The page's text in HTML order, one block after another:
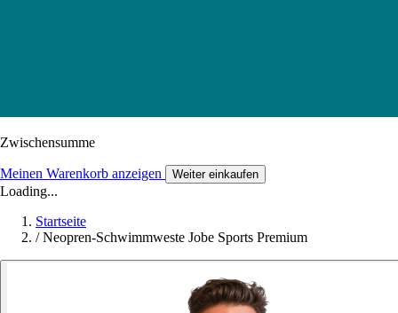
Zwischensumme
Meinen Warenkorb anzeigen Weiter einkaufen
Loading...
Startseite
/ Neopren-Schwimmweste Jobe Sports Premium